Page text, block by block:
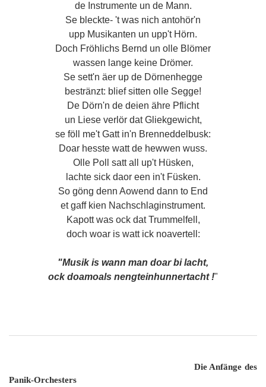
de Instrumente un de Mann.
Se bleckte- 't was nich antohör'n
upp Musikanten un upp't Hörn.
Doch Fröhlichs Bernd un olle Blömer
wassen lange keine Drömer.
Se sett'n äer up de Dörnenhegge
bestränzt: blief sitten olle Segge!
De Dörn'n de deien ähre Pflicht
un Liese verlör dat Gliekgewicht,
se föll me't Gatt in'n Brenneddelbusk:
Doar hesste watt de hewwen wuss.
Olle Poll satt all up't Hüsken,
lachte sick daor een in't Füsken.
So göng denn Aowend dann to End
et gaff kien Nachschlaginstrument.
Kapott was ock dat Trummelfell,
doch woar is watt ick noavertell:
"Musik is wann man doar bi lacht,
ock doamoals nengteinhunnertacht !"
Die Anfänge des
Panik-Orchesters